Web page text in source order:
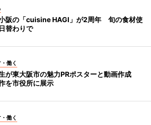
阪の「cuisine HAGI」が2周年 旬の食材使
替わりで
働く
が東大阪市の魅力PRポスターと動画作成
を市役所に展示
働く